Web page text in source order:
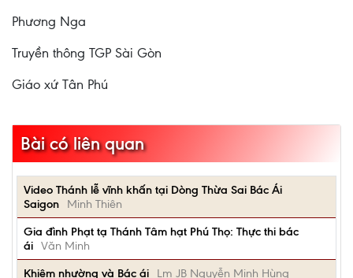
Phương Nga
Truyền thông TGP Sài Gòn
Giáo xứ Tân Phú
Bài có liên quan
Video Thánh lễ vĩnh khấn tại Dòng Thừa Sai Bác Ái
Saigon
Minh Thiên
Gia đình Phạt tạ Thánh Tâm hạt Phú Thọ: Thực thi bác
ái Văn Minh
Khiêm nhường và Bác ái
Lm JB Nguyễn Minh Hùng